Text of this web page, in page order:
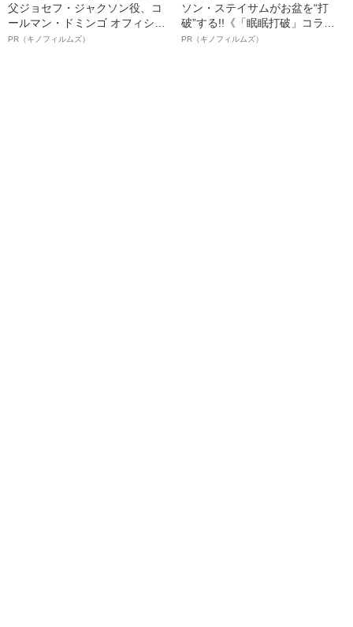
父ジョセフ・ジャクソン役、コ
ールマン・ドミンゴ オフィシャ
ルインタビュー“観客を魅了した
PR（キノフィルムズ）
ソン・ステイサムがお盆を“打
破”する!!《「眠眠打破」コラ
ボ》
PR（キノフィルムズ）